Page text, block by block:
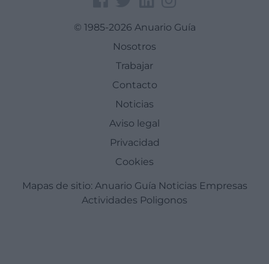
© 1985-2026 Anuario Guía
Nosotros
Trabajar
Contacto
Noticias
Aviso legal
Privacidad
Cookies
Mapas de sitio: Anuario Guía Noticias Empresas
Actividades Poligonos